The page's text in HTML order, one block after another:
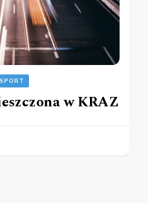
w KRAZ